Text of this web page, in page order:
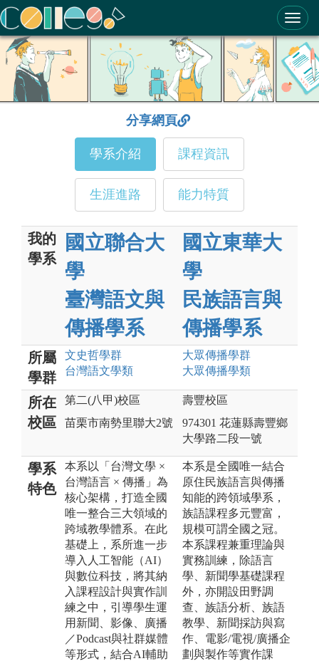
ColleGo! 大學選才與高中育才輔助系統
分享網頁
學系介紹 課程資訊
生涯進路 能力特質
我的
學系
國立聯合大
學
臺灣語文與
傳播學系
國立東華大
學
民族語言與
傳播學系
所屬
學群
文史哲學群
台灣語文學類
大眾傳播學群
大眾傳播學類
所在
校區
第二(八甲)校區
苗栗市南勢里聯大2號
壽豐校區
974301 花蓮縣壽豐鄉
大學路二段一號
學系
特色
本系以「台灣文學 ×
台灣語言 × 傳播」為
核心架構，打造全國
唯一整合三大領域的
跨域教學體系。在此
基礎上，系所進一步
導入人工智能（AI）
與數位科技，將其納
入課程設計與實作訓
練之中，引導學生運
用新聞、影像、廣播
／Podcast與社群媒體
等形式，結合AI輔助
本系是全國唯一結合
原住民族語言與傳播
知能的跨領域學系，
族語課程多元豐富，
規模可謂全國之冠。
本系課程兼重理論與
實務訓練，除語言
學、新聞學基礎課程
外，亦開設田野調
查、族語分析、族語
教學、新聞採訪與寫
作、電影/電視/廣播企
劃與製作等實作課